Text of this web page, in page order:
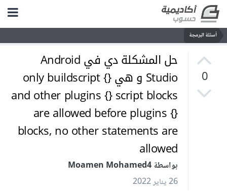
أسئلة البرمجة
0
حل المشكلة دي في Android
Studio و هي only buildscript {}
and other plugins {} script blocks
are allowed before plugins {}
blocks, no other statements are
allowed
بواسطة Moamen Mohamed4
26 يناير 2022